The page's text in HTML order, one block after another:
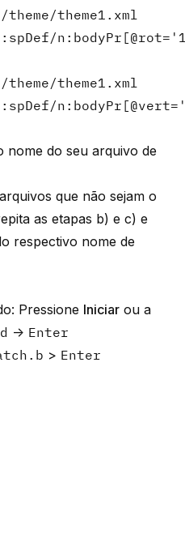
theme1.xml
theme1.xml
nome do seu arquivo de
que não sejam o
as etapas b) e c) e
respectivo nome de
Pressione Iniciar ou a
→ Enter
> Enter